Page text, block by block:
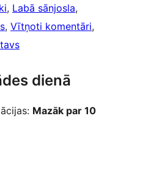
, Labā sānjosla
, Vītņoti komentāri
dienā
Mazāk par 10